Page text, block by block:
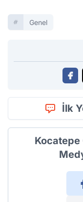
Genel
İlk
Kocatepe